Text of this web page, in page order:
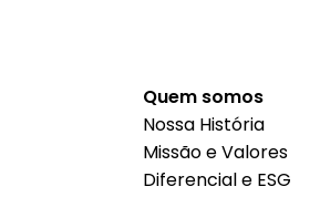
Quem somos
Nossa História
Missão e Valores
Diferencial e ESG